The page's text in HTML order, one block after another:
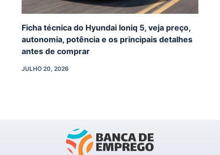
Ficha técnica do Hyundai Ioniq 5, veja preço,
autonomia, potência e os principais detalhes
antes de comprar
JULHO 20, 2026